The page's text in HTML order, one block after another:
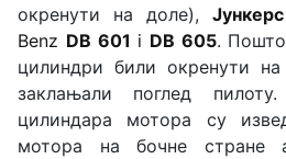
окренути на доле),
Benz DB 601 i DB 605.
цилиндри били окренути
заклањали поглед
цилиндара мотора су
мотора на бочне стране